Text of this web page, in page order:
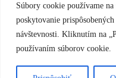
Súbory cookie používame
poskytovanie
návštevnosti. Kliknutím na
používaním súborov cookie.